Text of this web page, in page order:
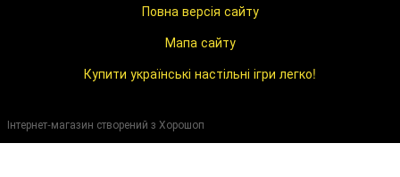
Повна версія сайту
Мапа сайту
Купити українські настільні ігри легко!
Інтернет-магазин створений з Хорошоп